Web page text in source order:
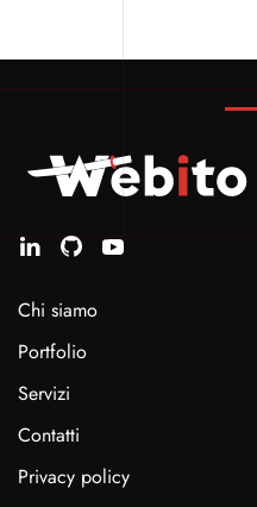
Chi siamo
Portfolio
Servizi
Contatti
Privacy policy